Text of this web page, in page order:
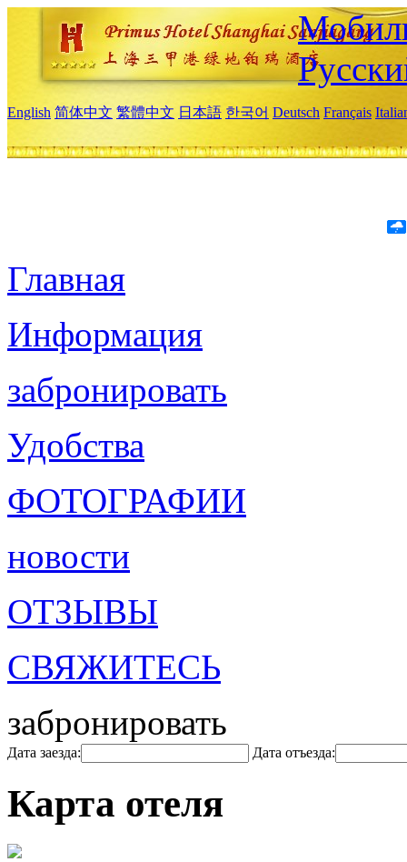
English 简体中文 繁體中文 日本語 한국어 Deutsch Français
Главная
Информация
забронировать
Удобства
ФОТОГРАФИИ
новости
ОТЗЫВЫ
СВЯЖИТЕСЬ
забронировать
Дата заезда: Дата отъезда:
Карта отеля